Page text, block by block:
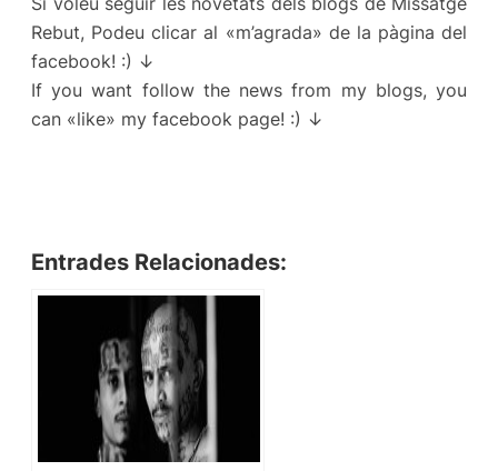
Rebut, Podeu clicar al «m’agrada» de la pàgina del
facebook! :) ↓
If you want follow the news from my blogs, you
can «like» my facebook page! :) ↓
Entrades Relacionades: